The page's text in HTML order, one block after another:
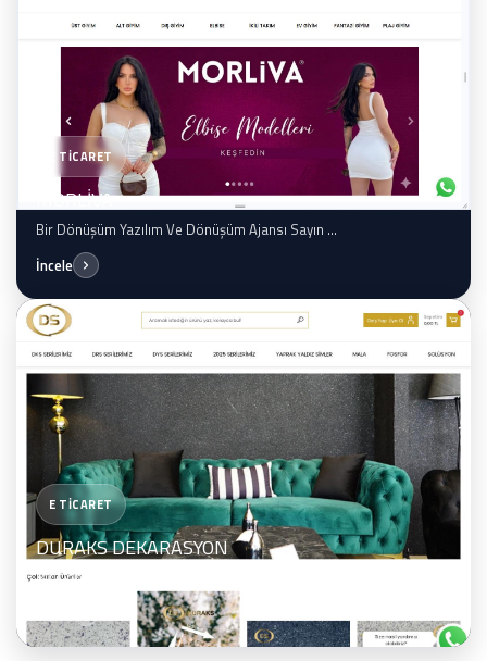
E TİCARET
MORLİVA
Bir Dönüşüm Yazılım Ve Dönüşüm Ajansı Sayın ...
İncele
E TİCARET
DURAKS DEKARASYON